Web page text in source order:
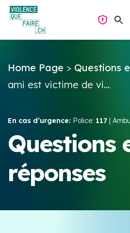
Questions & Réponses
La violence dans le couple
Ressources & Campagnes
Navigation privée
Home Page > Questions
ami est victime de vi...
En cas d’urgence: Police: 117 |
Questions et
réponses